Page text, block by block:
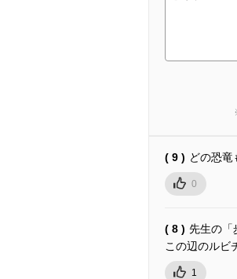
( 9 ) どの恐竜
0
( 8 ) 先生の「
この辺のルビ
1